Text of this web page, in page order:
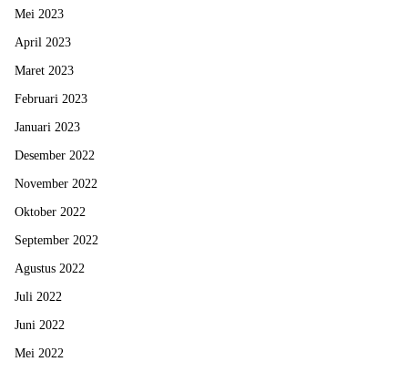
Mei 2023
April 2023
Maret 2023
Februari 2023
Januari 2023
Desember 2022
November 2022
Oktober 2022
September 2022
Agustus 2022
Juli 2022
Juni 2022
Mei 2022